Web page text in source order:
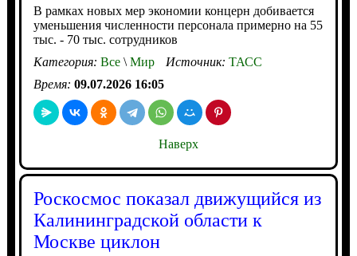
В рамках новых мер экономии концерн добивается
уменьшения численности персонала примерно на 55
тыс. - 70 тыс. сотрудников
Категория: Все\Мир Источник: ТАСС
Время: 09.07.2026 16:05
Наверх
Роскосмос показал движущийся из
Калининградской области к
Москве циклон